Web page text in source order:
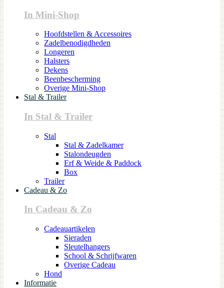
In Mini-Shop
Hoofdstellen & Accessoires
Zadelbenodigdheden
Longeren
Halsters
Dekens
Beenbescherming
Overige Mini-Shop
Stal & Trailer
In Stal & Trailer
Stal
Stal & Zadelkamer
Stalondeugden
Erf & Weide & Paddock
Box
Trailer
Cadeau & Zo
In Cadeau & Zo
Cadeauartikelen
Sieraden
Sleutelhangers
School & Schrijfwaren
Overige Cadeau
Hond
Informatie